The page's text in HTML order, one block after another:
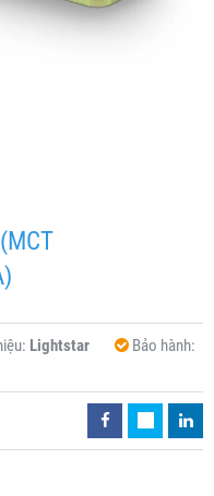
Lightstar
Bảo hành: